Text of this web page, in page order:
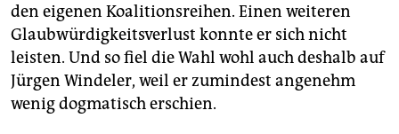
den eigenen Koalitionsreihen. Einen weiteren
Glaubwürdigkeitsverlust konnte er sich nicht
leisten. Und so fiel die Wahl wohl auch deshalb auf
Jürgen Windeler, weil er zumindest angenehm
wenig dogmatisch erschien.